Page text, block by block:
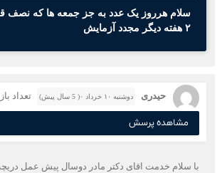
سلام هرروز یک عدد به جز جمعه ها که
۲ هفته دیگر مجدد آزمایش
حیدری دوشنبه ۱۰ خرداد ۰( 5 سال پیش) تعداد
مشاهده پرسش
با سلام خدمت اقای دکتر مادر دوسال پیش عمل